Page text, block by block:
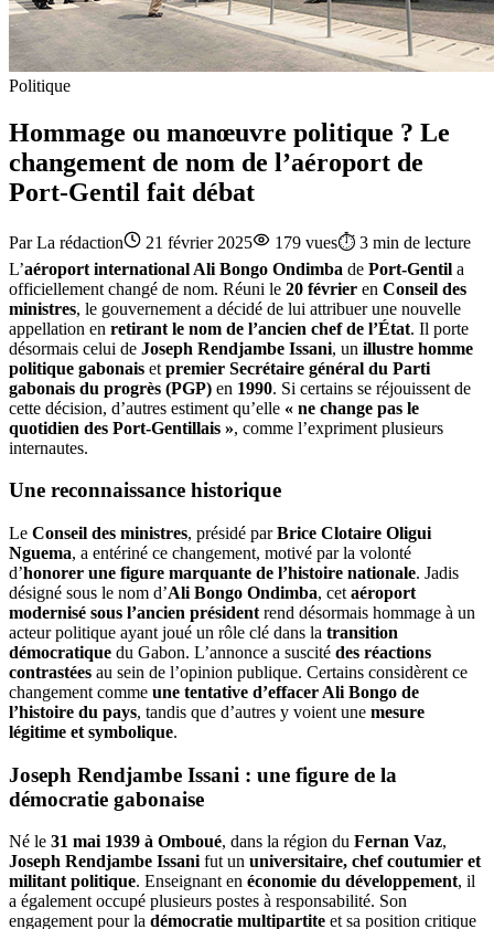
Politique
Hommage ou manœuvre politique ? Le
changement de nom de l’aéroport de
Port-Gentil fait débat
ParLa rédaction 21 février 2025 179 vues⏱️ 3 min de lecture
L’aéroport international Ali Bongo Ondimba de Port-Gentil a
officiellement changé de nom. Réuni le 20 février en Conseil des
ministres, le gouvernement a décidé de lui attribuer une nouvelle
appellation en retirant le nom de l’ancien chef de l’État. Il porte
désormais celui de Joseph Rendjambe Issani, un illustre homme
politique gabonais et premier Secrétaire général du Parti
gabonais du progrès (PGP) en 1990. Si certains se réjouissent de
cette décision, d’autres estiment qu’elle « ne change pas le
quotidien des Port-Gentillais », comme l’expriment plusieurs
internautes.
Une reconnaissance historique
Le Conseil des ministres, présidé parBrice Clotaire Oligui
Nguema, a entériné ce changement, motivé par la volonté
d’honorer une figure marquante de l’histoire nationale. Jadis
désigné sous le nom d’Ali Bongo Ondimba, cet aéroport
modernisé sous l’ancien président rend désormais hommage à un
acteur politique ayant joué un rôle clé dans la transition
démocratique du Gabon. L’annonce a suscité des réactions
contrastées au sein de l’opinion publique. Certains considèrent ce
changement comme une tentative d’effacer Ali Bongo de
l’histoire du pays, tandis que d’autres y voient une mesure
légitime et symbolique.
Joseph Rendjambe Issani : une figure de la
démocratie gabonaise
Né le 31 mai 1939 à Omboué, dans la région du Fernan Vaz,
Joseph Rendjambe Issani fut un universitaire, chef coutumier et
militant politique. Enseignant en économie du développement, il
a également occupé plusieurs postes à responsabilité. Son
engagement pour la démocratie multipartite et sa position critique